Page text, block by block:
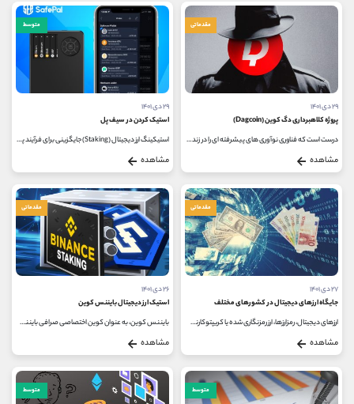
مقدماتی
۲۹ دی ۱۴۰۱
پروژه کلاهبرداری دگ کوین (Dagcoin)
درست است که فناوری نوآوری های پیشرفته ای را در زندگی روزمره ما ارائه کرده است، اما راه را برای مهاجرت کلاهبرداران مخفی از سرقت...
مشاهده
متوسط
۲۹ دی ۱۴۰۱
استیک کردن در سیف پل
استیکینگ ارز دیجیتال (Staking) جایگزینی برای فرآیند پر هزینه استخراج می باشد که به کاربران در ازای نگهداری ارز دیجیتال، سود پرداخت...
مشاهده
مقدماتی
۲۷ دی ۱۴۰۱
جایگاه ارزهای دیجیتال در کشورهای مختلف
ارزهای دیجیتال، رمزارزها، ارز رمزنگاری شده یا کریپتوکارنسی ها چند سالی است که بر سر زبان ها افتاده و جو خرید در بین مردم در...
مشاهده
مقدماتی
۲۶ دی ۱۴۰۱
استیک ارز دیجیتال بایننس کوین
بایننس کوین، به عنوان کوین اختصاصی صرافی بایننس در سال 2017 توسط این صرافی و با هدف جذب و گردش سرمایه، معرفی شد. ارز دیجیتال بایننس...
مشاهده
متوسط متوسط